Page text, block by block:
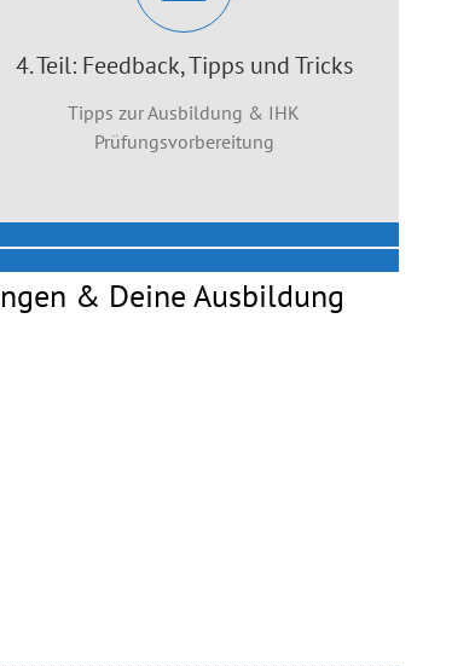
4. Teil: Feedback, Tipps und Tricks
Tipps zur Ausbildung & IHK
Prüfungsvorbereitung
& Deine Ausbildung